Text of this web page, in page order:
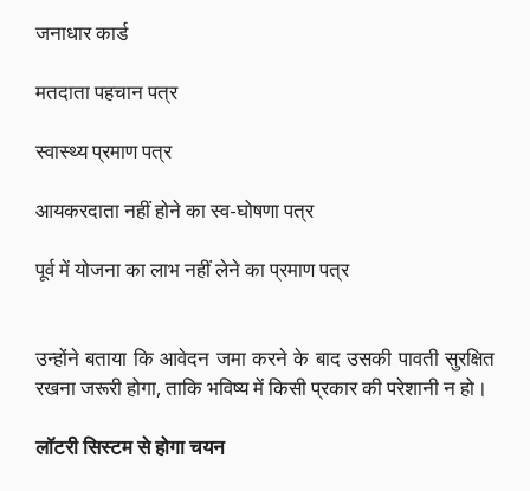
जनाधार कार्ड
मतदाता पहचान पत्र
स्वास्थ्य प्रमाण पत्र
आयकरदाता नहीं होने का स्व-घोषणा पत्र
पूर्व में योजना का लाभ नहीं लेने का प्रमाण पत्र
उन्होंने बताया कि आवेदन जमा करने के बाद उसकी पावती सुरक्षित
रखना जरूरी होगा, ताकि भविष्य में किसी प्रकार की परेशानी न हो।
लॉटरी सिस्टम से होगा चयन